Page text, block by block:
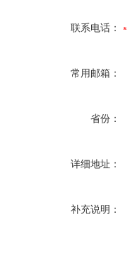
联系电话：
常用邮箱：
省份：
详细地址：
补充说明：